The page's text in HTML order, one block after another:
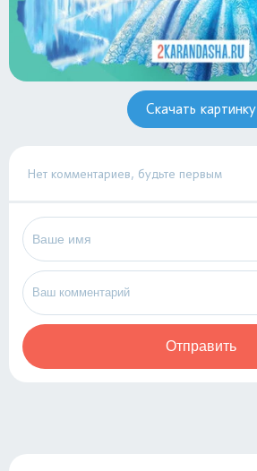
Скачать картинку
Нет комментариев, будьте первым
Отправить